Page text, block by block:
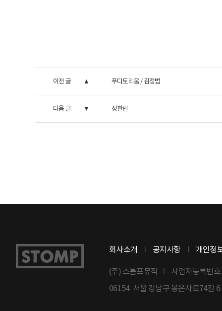
이전 글 푸디토리움 / 김정범
다음 글 정한빈
회사소개 공지사항 개인정
(주) 스톰프뮤직
사업자등록번
06154 서울 강남구 봉은사로74길